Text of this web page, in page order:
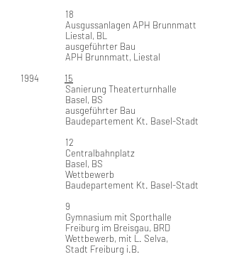
18
Ausgussanlagen APH Brunnmatt
Liestal, BL
ausgeführter Bau
APH Brunnmatt, Liestal
1994 15
Sanierung Theaterturnhalle
Basel, BS
ausgeführter Bau
Baudepartement Kt. Basel-Stadt
12
Centralbahnplatz
Basel, BS
Wettbewerb
Baudepartement Kt. Basel-Stadt
9
Gymnasium mit Sporthalle
Freiburg im Breisgau, BRD
Wettbewerb, mit L. Selva,
Stadt Freiburg i.B.